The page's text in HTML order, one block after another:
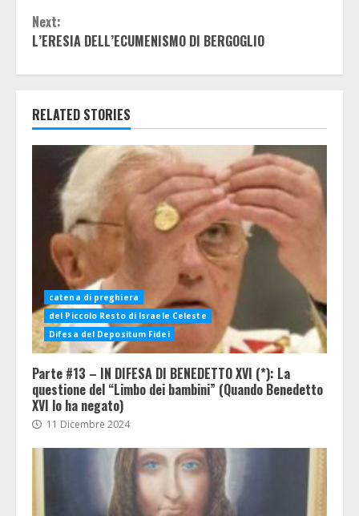
Next:
L’ERESIA DELL’ECUMENISMO DI BERGOGLIO
RELATED STORIES
catena di preghiera
del Piccolo Resto di Israele Celeste
Difesa del Depositum Fidei
Parte #13 – IN DIFESA DI BENEDETTO XVI (*): La
questione del “Limbo dei bambini” (Quando Benedetto
XVI lo ha negato)
11 Dicembre 2024